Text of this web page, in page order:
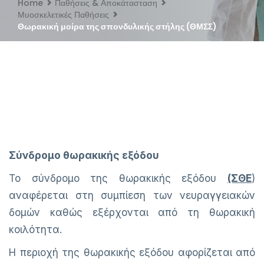
Home
Παθήσεις & Αποκάτασταση
Μυοσκελετικές Παθήσεις
Θωρακική μοίρα της σπονδυλικής στήλης (ΘΜΣΣ)
Σύνδρομο θωρακικής εξόδου
Το σύνδρομο της θωρακικής εξόδου (ΣΘΕ)
αναφέρεται στη συμπίεση των νευραγγειακών
δομών καθώς εξέρχονται από τη θωρακική
κοιλότητα.
Η περιοχή της θωρακικής εξόδου αφορίζεται από